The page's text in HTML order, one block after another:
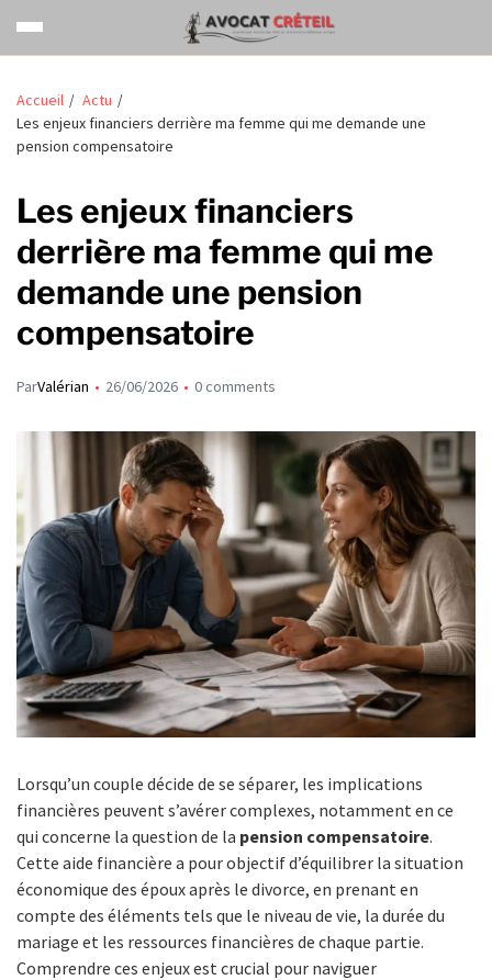
Accueil
Actu
Les enjeux financiers derrière ma femme qui me demande une
pension compensatoire
Les enjeux financiers
derrière ma femme qui me
demande une pension
compensatoire
ParValérian 26/06/2026 0 comments
Lorsqu’un couple décide de se séparer, les implications
financières peuvent s’avérer complexes, notamment en ce
qui concerne la question de la pension compensatoire.
Cette aide financière a pour objectif d’équilibrer la situation
économique des époux après le divorce, en prenant en
compte des éléments tels que le niveau de vie, la durée du
mariage et les ressources financières de chaque partie.
Comprendre ces enjeux est crucial pour naviguer